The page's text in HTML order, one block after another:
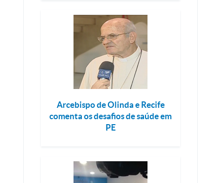
Arcebispo de Olinda e Recife
comenta os desafios de saúde em
PE